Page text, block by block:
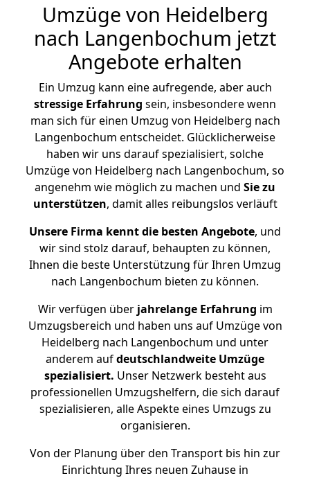
Umzüge von Heidelberg
nach Langenbochum jetzt
Angebote erhalten
Ein Umzug kann eine aufregende, aber auch
stressige Erfahrung sein, insbesondere wenn
man sich für einen Umzug von Heidelberg nach
Langenbochum entscheidet. Glücklicherweise
haben wir uns darauf spezialisiert, solche
Umzüge von Heidelberg nach Langenbochum, so
angenehm wie möglich zu machen und Sie zu
unterstützen, damit alles reibungslos verläuft
Unsere Firma kennt die besten Angebote, und
wir sind stolz darauf, behaupten zu können,
Ihnen die beste Unterstützung für Ihren Umzug
nach Langenbochum bieten zu können.
Wir verfügen überjahrelange Erfahrung im
Umzugsbereich und haben uns auf Umzüge von
Heidelberg nach Langenbochum und unter
anderem aufdeutschlandweite Umzüge
spezialisiert. Unser Netzwerk besteht aus
professionellen Umzugshelfern, die sich darauf
spezialisieren, alle Aspekte eines Umzugs zu
organisieren.
Von der Planung über den Transport bis hin zur
Einrichtung Ihres neuen Zuhause in